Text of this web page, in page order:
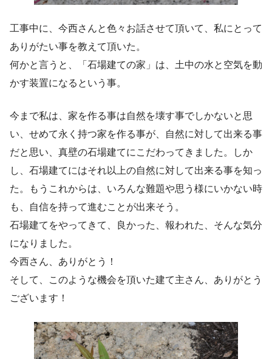
工事中に、今西さんと色々お話させて頂いて、私にとって
ありがたい事を教えて頂いた。
何かと言うと、「石場建ての家」は、土中の水と空気を動
かす装置になるという事。
今まで私は、家を作る事は自然を壊す事でしかないと思
い、せめて永く持つ家を作る事が、自然に対して出来る事
だと思い、真壁の石場建てにこだわってきました。しか
し、石場建てにはそれ以上の自然に対して出来る事を知っ
た。もうこれからは、いろんな難題や思う様にいかない時
も、自信を持って進むことが出来そう。
石場建てをやってきて、良かった、報われた、そんな気分
になりました。
今西さん、ありがとう！
そして、このような機会を頂いた建て主さん、ありがとう
ございます！